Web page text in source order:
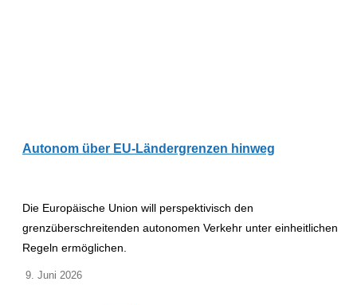
Autonom über EU-Ländergrenzen hinweg
Die Europäische Union will perspektivisch den
grenzüberschreitenden autonomen Verkehr unter einheitlichen
Regeln ermöglichen.
9. Juni 2026